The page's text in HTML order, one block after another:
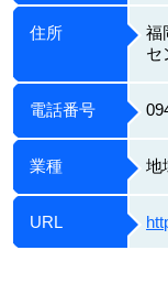
住所
福
セ
電話番号
業種 地
URL